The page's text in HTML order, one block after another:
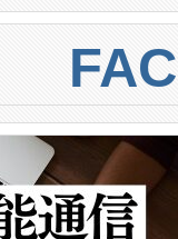
のAI
運転、
を監視
、これ
トルに
ーゲッ
離は
メート